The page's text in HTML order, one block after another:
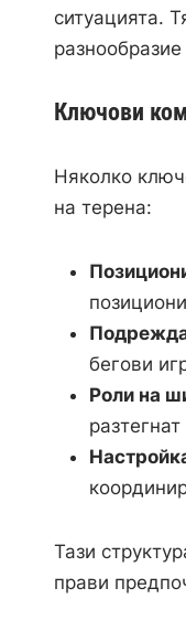
ситуацията.
Ключови
Няколко
на терена:
бегови
Роли на
Тази
прави